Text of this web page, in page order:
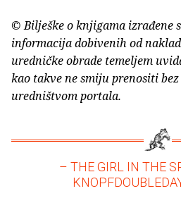
© Bilješke o knjigama izrađene
informacija dobivenih od
uredničke obrade temeljem
kao takve ne smiju prenositi
uredništvom portala.
– THE GIRL IN THE